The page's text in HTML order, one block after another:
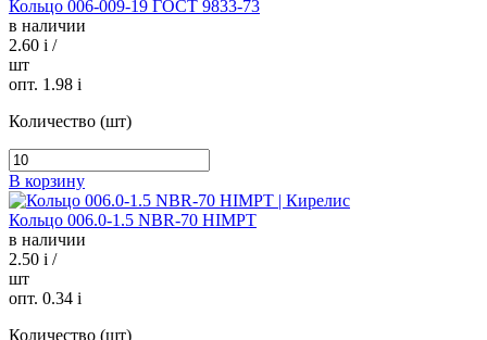
Кольцо 006-009-19 ГОСТ 9833-73
в наличии
2.60 i /
шт
опт. 1.98 i
Количество (шт)
В корзину
Кольцо 006.0-1.5 NBR-70 HIMPT
в наличии
2.50 i /
шт
опт. 0.34 i
Количество (шт)